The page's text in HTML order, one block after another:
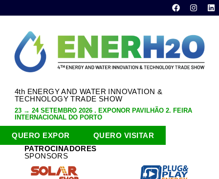
4th ENERGY AND WATER INNOVATION &
TECHNOLOGY TRADE SHOW
23 → 24 SETEMBRO 2026 . EXPONOR PAVILHÃO 2. FEIRA
INTERNACIONAL DO PORTO
QUERO EXPOR
QUERO VISITAR
PATROCINADORES
SPONSORS